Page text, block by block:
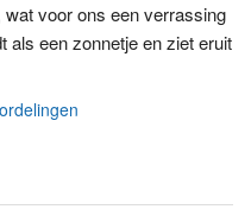
voor ons een verrassing
als een zonnetje en ziet eruit